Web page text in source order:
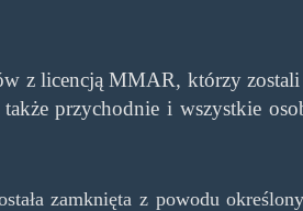
z licencją MMAR, którzy
przychodnie i wszystkie
zamknięta z powodu